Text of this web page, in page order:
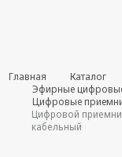
Комплекты
августа
Эфирное
оборудование
Главная Каталог
Эфирные
Цифровые
Цифровой
кабельный